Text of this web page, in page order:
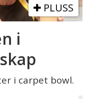
PLUSS
i
i carpet bowl.